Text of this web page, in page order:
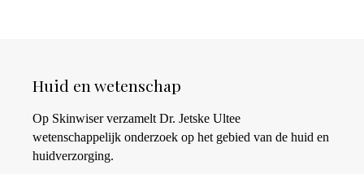
Huid en wetenschap
Op Skinwiser verzamelt Dr. Jetske Ultee
wetenschappelijk onderzoek op het gebied van de huid en
huidverzorging.